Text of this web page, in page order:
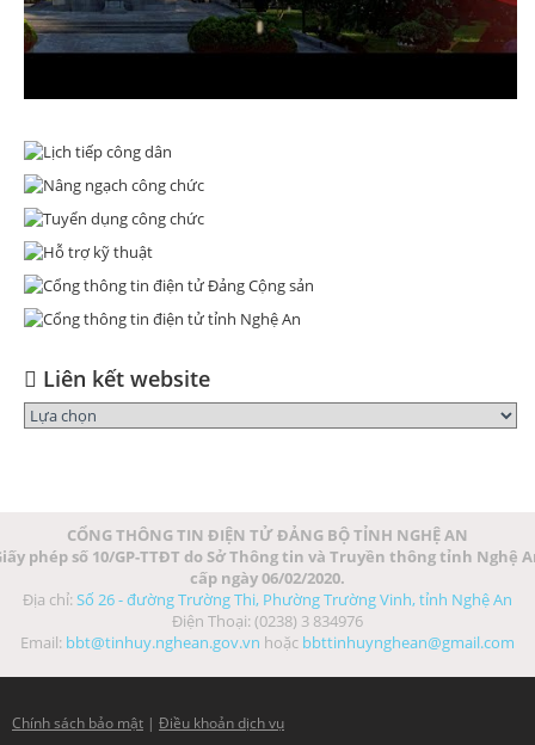
Liên kết website
CỔNG THÔNG TIN ĐIỆN TỬ ĐẢNG BỘ TỈNH NGHỆ AN
phép số 10/GP-TTĐT do Sở Thông tin và Truyền thông tỉnh Nghệ
cấp ngày 06/02/2020.
Địa chỉ: Số 26 - đường Trường Thi, Phường Trường Vinh, tỉnh Nghệ An
Điện Thoại: (0238) 3 834976
Email: bbt@tinhuy.nghean.gov.vn hoặc bbttinhuynghean@gmail.com
Chính sách bảo mật | Điều khoản dịch vụ